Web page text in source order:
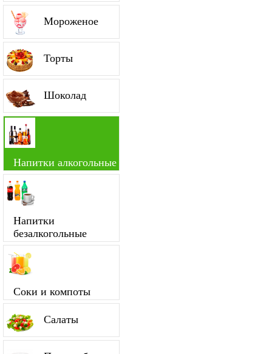
Мороженое
Торты
Шоколад
Напитки алкогольные
Напитки
безалкогольные
Соки и компоты
Салаты